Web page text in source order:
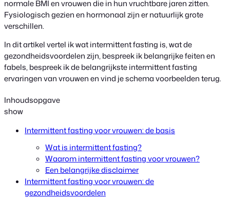
normale BMI en vrouwen die in hun vruchtbare jaren zitten.
Fysiologisch gezien en hormonaal zijn er natuurlijk grote
verschillen.
In dit artikel vertel ik wat intermittent fasting is, wat de
gezondheidsvoordelen zijn, bespreek ik belangrijke feiten en
fabels, bespreek ik de belangrijkste intermittent fasting
ervaringen van vrouwen en vind je schema voorbeelden terug.
Inhoudsopgave
show
Intermittent fasting voor vrouwen: de basis
Wat is intermittent fasting?
Waarom intermittent fasting voor vrouwen?
Een belangrijke disclaimer
Intermittent fasting voor vrouwen: de
gezondheidsvoordelen